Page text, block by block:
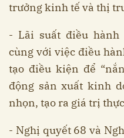
trưởng kinh tế và thị
- Lãi suất điều hành
cùng với việc điều
tạo điều kiện để
động sản xuất kinh
nhọn, tạo ra giá trị
- Nghị quyết 68 và